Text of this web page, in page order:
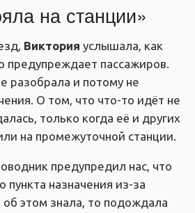
на станции»
Виктория услышала, как
предупреждает пассажиров.
разобрала и потому не
О том, что что-то идёт не
только когда её и других
на промежуточной станции.
предупредил нас, что
назначения из-за
этом знала, то подождала